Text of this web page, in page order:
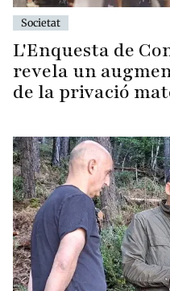
Societat
L'Enquesta de
revela un
de la privació